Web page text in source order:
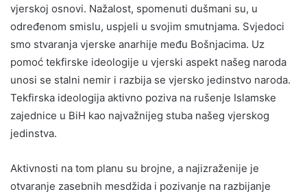
vjerskoj osnovi. Nažalost, spomenuti dušmani su, u
određenom smislu, uspjeli u svojim smutnjama. Svjedoci
smo stvaranja vjerske anarhije među Bošnjacima. Uz
pomoć tekfirske ideologije u vjerski aspekt našeg naroda
unosi se stalni nemir i razbija se vjersko jedinstvo naroda.
Tekfirska ideologija aktivno poziva na rušenje Islamske
zajednice u BiH kao najvažnijeg stuba našeg vjerskog
jedinstva.
Aktivnosti na tom planu su brojne, a najizraženije je
otvaranje zasebnih mesdžida i pozivanje na razbijanje